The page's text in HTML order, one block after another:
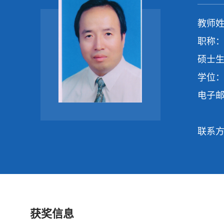
教师
职称
硕士
学位
电子
联系
获奖信息